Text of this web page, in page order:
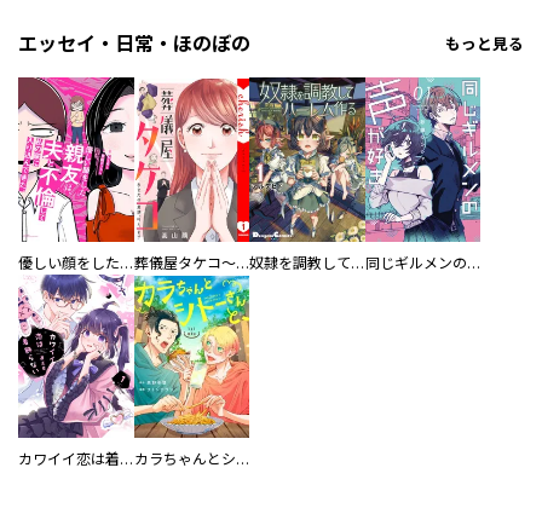
エッセイ・日常・ほのぼの もっと見る
優しい顔をした親友は、夫と不倫して私の家に入り込んできた。 葬儀屋タケコ～あなたの最期、叶えます【電子単行本版】 奴隷を調教してハーレム作る 同じギルメンの声が好き
カワイイ恋は着飾らない カラちゃんとシトーさんと、 【分冊版】